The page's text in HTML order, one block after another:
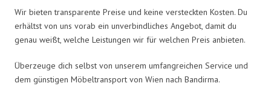
Wir bieten transparente Preise und keine versteckten Kosten. Du
erhältst von uns vorab ein unverbindliches Angebot, damit du
genau weißt, welche Leistungen wir für welchen Preis anbieten.
Überzeuge dich selbst von unserem umfangreichen Service und
dem günstigen Möbeltransport von Wien nach Bandirma.